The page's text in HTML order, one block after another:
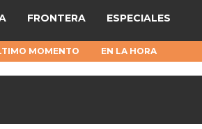
FRONTERA ESPECIALES
MOMENTO EN LA HORA